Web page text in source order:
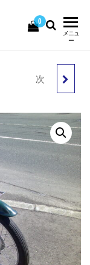
CRAZY-
BOY's
USEDBIKE&PARTS
0
メニュ
ー
ーパーカブ
次